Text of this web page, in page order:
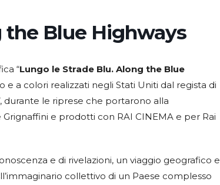
the Blue Highways
“Lungo le Strade Blu. Along the Blue
e a colori realizzati negli Stati Uniti dal regista di
durante le riprese che portarono alla
e prodotti con RAI CINEMA e per Rai
e di rivelazioni, un viaggio geografico e
collettivo di un Paese complesso